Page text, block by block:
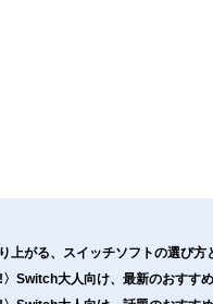
上がる、スイッチソフトの選び方
〉Switch大人向け、最新のおすす